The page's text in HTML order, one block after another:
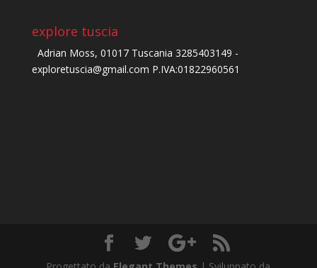
explore tuscia
Adrian Moss, 01017 Tuscania 3285403149 -
exploretuscia@gmail.com P.IVA:01822960561